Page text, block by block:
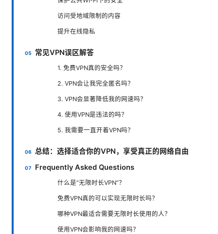
访问受地域限制的内容
提升在线隐私
常见VPN误区解答
1. 免费VPN真的安全吗？
2. VPN会让我完全匿名吗？
3. VPN会显著降低我的网速吗？
4. 使用VPN是违法的吗？
5. 我需要一直开着VPN吗？
总结：选择适合你的VPN，享受真正的网络自由
Frequently Asked Questions
什么是“无限时长VPN”？
免费VPN真的可以实现无限时长吗？
哪种VPN最适合需要无限时长使用的人？
使用VPN会影响我的网速吗？